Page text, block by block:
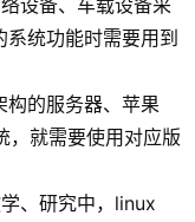
统功能时需要用到
的服务器、苹果
，就需要使用对应版
、研究中，linux